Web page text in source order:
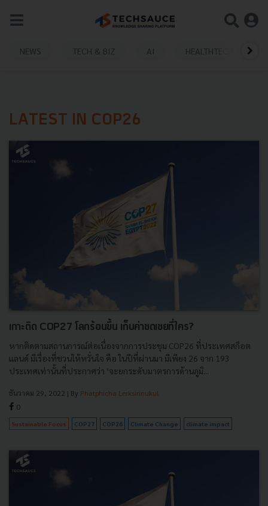
NEWS TECH & BIZ AI HEALTHTECH
LATEST IN COP26
เกาะติด COP27 โลกร้อนขึ้น เก็บค่าชดเชยที่ใคร?
หากติดตามสถานการณ์ต่อเนื่องจากการประชุม COP26 ที่ประเทศสก็อต
แลนด์ มีเรื่องที่ชวนให้หวั่นใจ คือ ในปีที่ผ่านมา มีเพียง 26 จาก 193
ประเทศเท่านั้นที่ประกาศว่า ‘จะยกระดับมาตรการด้านภูมิ...
ธันวาคม 29, 2022 | By Phatphicha Lerksirinukul
0
Sustainable Focus COP27 COP26 Climate Change climate impact